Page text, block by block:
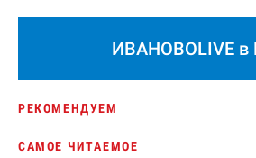
ИВАНОВОLIVE в
РЕКОМЕНДУЕМ
САМОЕ ЧИТАЕМОЕ